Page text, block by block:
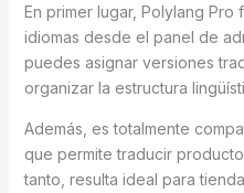
En primer lugar, Polylang Pro
idiomas desde el panel de
puedes asignar versiones
organizar la estructura
Además, es totalmente
que permite traducir
tanto, resulta ideal para